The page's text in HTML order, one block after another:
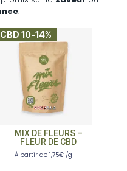
.
CBD 10-14%
MIX DE FLEURS –
FLEUR DE CBD
À partir de 1,75€ /g